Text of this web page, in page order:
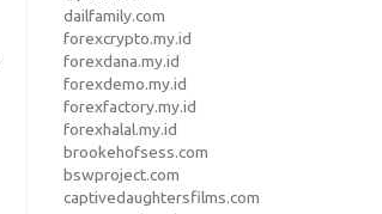
dailfamily.com
forexcrypto.my.id
forexdana.my.id
forexdemo.my.id
forexfactory.my.id
forexhalal.my.id
brookehofsess.com
bswproject.com
captivedaughtersfilms.com